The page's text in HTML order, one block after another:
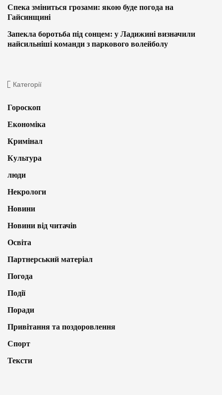
Спека зміниться грозами: якою буде погода на
Гайсинщині
Запекла боротьба під сонцем: у Ладижині визначили
найсильніші команди з паркового волейболу
Категорії
Гороскоп
Економіка
Кримінал
Культура
люди
Некрологи
Новини
Новини від читачів
Освіта
Партнерський матеріал
Погода
Події
Поради
Привітання та поздоровлення
Спорт
Тексти